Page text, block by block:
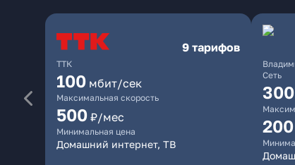
ТТК
9 тарифов
100 мбит/сек
Максимальная скорость
500 ₽/мес
Минимальная цена
Домашний интернет, ТВ
Сеть
300
200